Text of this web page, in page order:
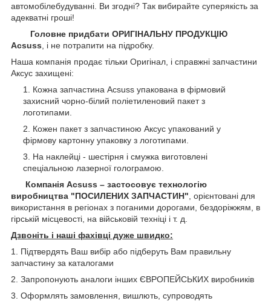
автомобілебудуванні. Ви згодні? Так вибирайте суперякість за
адекватні гроші!
Головне придбати ОРИГІНАЛЬНУ ПРОДУКЦІЮ
Acsuss , і не потрапити на підробку.
Наша компанія продає тільки Оригінал, і справжні запчастини
Аксус захищені:
Кожна запчастина Acsuss упакована в фірмовий
захисний чорно-білий поліетиленовий пакет з
логотипами.
Кожен пакет з запчастиною Аксус упакований у
фірмову картонну упаковку з логотипами.
На наклейці - шестірня і смужка виготовлені
спеціальною лазерної голограмою.
Компанія Acsuss – застосовує технологію
виробництва "ПОСИЛЕНИХ ЗАПЧАСТИН" , орієнтовані для
використання в регіонах з поганими дорогами, бездоріжжям, в
гірській місцевості, на військовій техніці і т. д.
Дзвоніть і наші фахівці дуже швидко:
1. Підтвердять Ваш вибір або підберуть Вам правильну
запчастину за каталогами
2. Запропонують аналоги інших ЄВРОПЕЙСЬКИХ виробників
3. Оформлять замовлення, вишлють, супроводять